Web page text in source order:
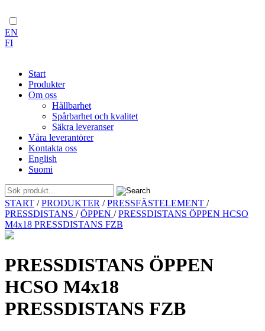
EN
FI
Start
Produkter
Om oss
Hållbarhet
Spårbarhet och kvalitet
Säkra leveranser
Våra leverantörer
Kontakta oss
English
Suomi
Skip
to
content
START /PRODUKTER /PRESSFÄSTELEMENT /
PRESSDISTANS /ÖPPEN /PRESSDISTANS ÖPPEN HCSO
M4x18 PRESSDISTANS FZB
PRESSDISTANS ÖPPEN
HCSO M4x18
PRESSDISTANS FZB